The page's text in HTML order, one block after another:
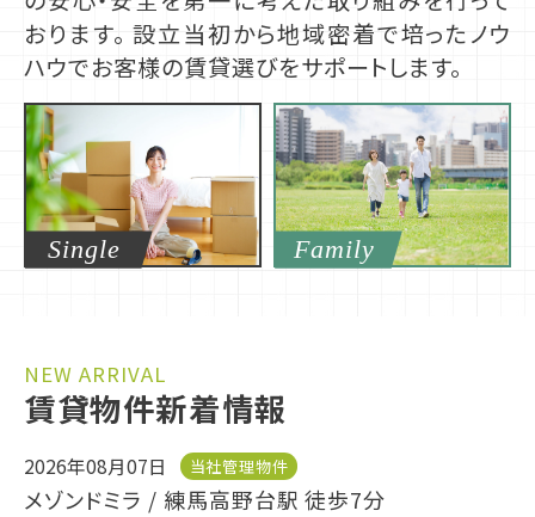
おります。 設立当初から地域密着で培ったノウ
ハウでお客様の賃貸選びをサポートします。
Single Family
NEW ARRIVAL
賃貸物件新着情報
2026年08月07日 当社管理物件
メゾンドミラ / 練馬高野台駅 徒歩7分